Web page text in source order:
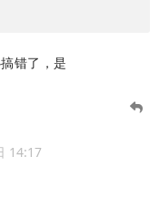
错了，是
14:17